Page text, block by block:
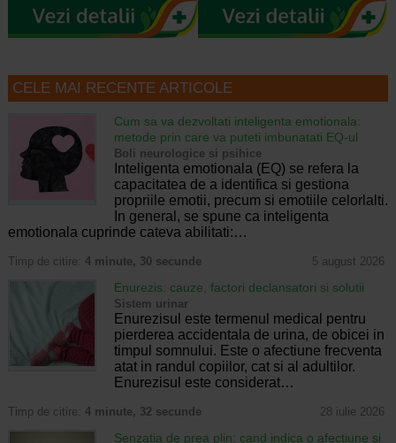
CELE MAI RECENTE ARTICOLE
Cum sa va dezvoltati inteligenta emotionala:
metode prin care va puteti imbunatati EQ-ul
Boli neurologice si psihice
Inteligenta emotionala (EQ) se refera la
capacitatea de a identifica si gestiona
propriile emotii, precum si emotiile celorlalti.
In general, se spune ca inteligenta
emotionala cuprinde cateva abilitati:…
Timp de citire: 4 minute, 30 secunde 5 august 2026
Enurezis: cauze, factori declansatori si solutii
Sistem urinar
Enurezisul este termenul medical pentru
pierderea accidentala de urina, de obicei in
timpul somnului. Este o afectiune frecventa
atat in randul copiilor, cat si al adultilor.
Enurezisul este considerat…
Timp de citire: 4 minute, 32 secunde 28 iulie 2026
Senzatia de prea plin: cand indica o afectiune si